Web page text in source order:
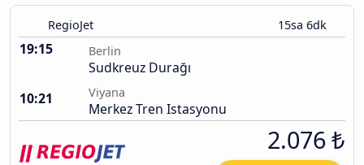
RegioJet 15sa 6dk
19:15 Berlin
Sudkreuz Durağı
10:21
Viyana
Merkez Tren Istasyonu
2.076 ₺